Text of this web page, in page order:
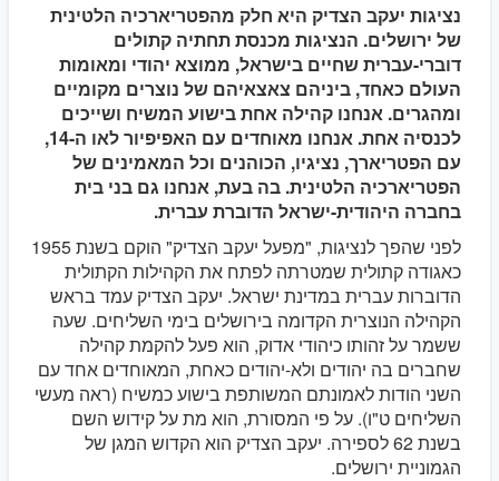
נציגות יעקב הצדיק היא חלק מהפטריארכיה הלטינית
של ירושלים. הנציגות מכנסת תחתיה קתולים
דוברי-עברית שחיים בישראל, ממוצא יהודי ומאומות
העולם כאחד, ביניהם צאצאיהם של נוצרים מקומיים
ומהגרים. אנחנו קהילה אחת בישוע המשיח ושייכים
לכנסיה אחת. אנחנו מאוחדים עם האפיפיור לאו ה-14,
עם הפטריארך, נציגיו, הכוהנים וכל המאמינים של
הפטריארכיה הלטינית. בה בעת, אנחנו גם בני בית
בחברה היהודית-ישראל הדוברת עברית.
לפני שהפך לנציגות, "מפעל יעקב הצדיק" הוקם בשנת 1955
כאגודה קתולית שמטרתה לפתח את הקהילות הקתולית
הדוברות עברית במדינת ישראל. יעקב הצדיק עמד בראש
הקהילה הנוצרית הקדומה בירושלים בימי השליחים. שעה
ששמר על זהותו כיהודי אדוק, הוא פעל להקמת קהילה
שחברים בה יהודים ולא-יהודים כאחת, המאוחדים אחד עם
השני הודות לאמונתם המשותפת בישוע כמשיח (ראה מעשי
השליחים ט"ו). על פי המסורת, הוא מת על קידוש השם
בשנת 62 לספירה. יעקב הצדיק הוא הקדוש המגן של
הגמוניית ירושלים.